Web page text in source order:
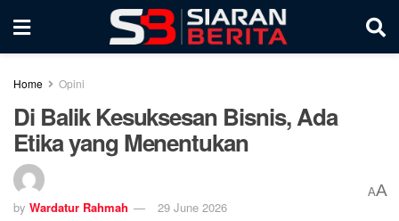
Home Opini
Di Balik Kesuksesan Bisnis, Ada
Etika yang Menentukan
by Wardatur Rahmah 29 June 2026
AA